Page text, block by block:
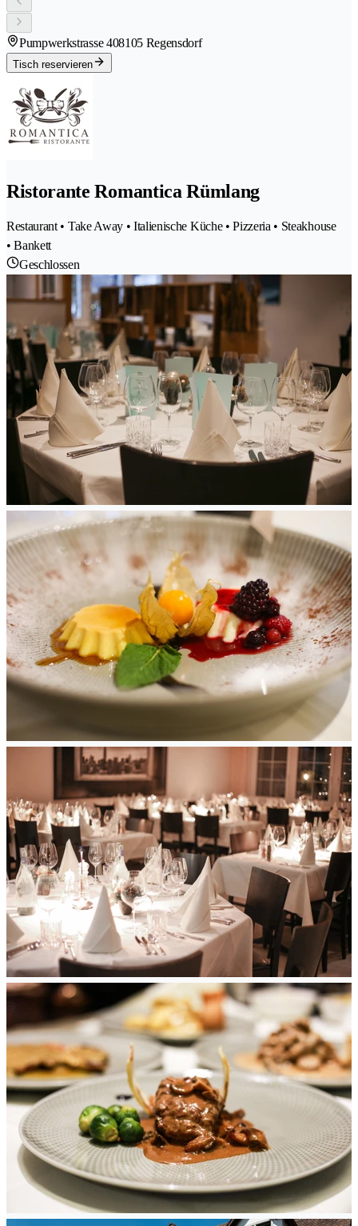
Pumpwerkstrasse 408105 Regensdorf
Tisch reservieren
Ristorante Romantica Rümlang
Restaurant • Take Away • Italienische Küche • Pizzeria • Steakhouse
• Bankett
Geschlossen